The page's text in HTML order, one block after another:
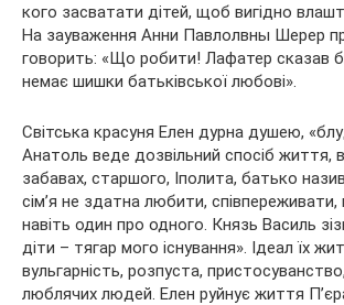
кого засватати дітей, щоб вигідно
На зауваження Анни Павлолвны Шерер
говорить: «Що робити! Лафатер сказав
немає шишки батьківської любові».
Світська красуня Елен дурна душею,
Анатоль веде дозвільний спосіб життя, в
забавах, старшого, Іполита, батько
сім’я не здатна любити, співпереживати,
навіть один про одного. Князь Василь
діти – тягар мого існування». Ідеал їх
вульгарність, розпуста,
люблячих людей. Елен руйнує життя